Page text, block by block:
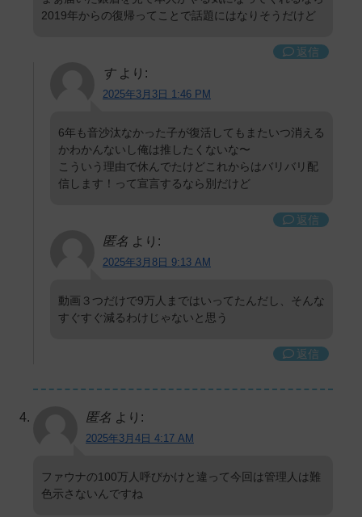
2019年からの復帰ってことで話題にはなりそうだけど
返信
す より:
2025年3月3日 1:46 PM
6年も音沙汰なかった子が復活してもまたいつ消える
かわかんないし俺は推したくないな〜
こういう理由で休んでたけどこれからはバリバリ配
信します！って宣言するなら別だけど
返信
匿名 より:
2025年3月8日 9:13 AM
動画３つだけで9万人まではいってたんだし、そんな
すぐすぐ減るわけじゃないと思う
返信
匿名 より:
2025年3月4日 4:17 AM
ファウナの100万人呼びかけと違って今回は管理人は難
色示さないんですね